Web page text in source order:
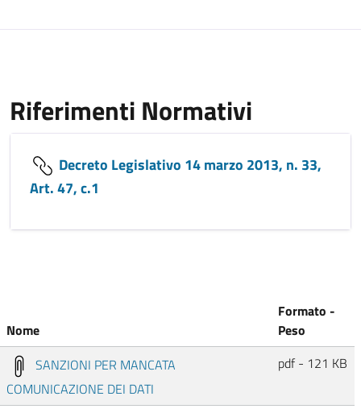
Riferimenti Normativi
Decreto Legislativo 14 marzo 2013, n. 33,
Art. 47, c.1
Nome
Formato -
Peso
SANZIONI PER MANCATA
COMUNICAZIONE DEI DATI
pdf - 121 KB